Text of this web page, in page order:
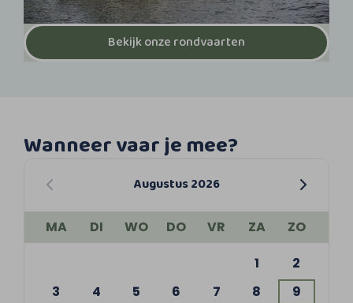
Bekijk onze rondvaarten
Wanneer vaar je mee?
Augustus 2026
MA DI WO DO VR ZA
ZO
1
2
3
4 5 6 7 8
9